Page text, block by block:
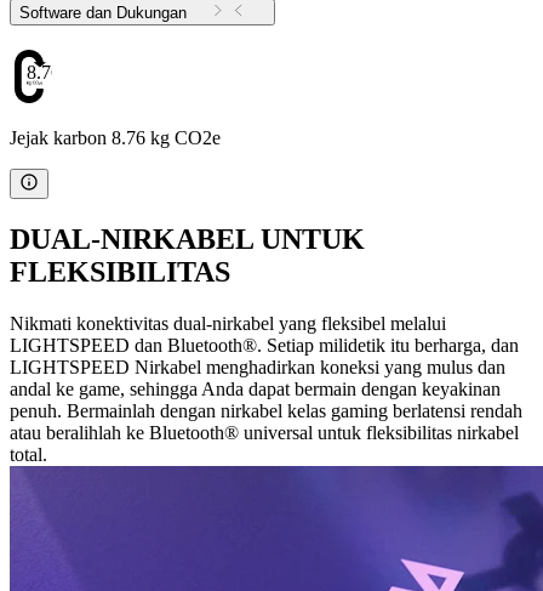
Software dan Dukungan
8.76
Jejak karbon 8.76 kg CO2e
DUAL-NIRKABEL UNTUK
FLEKSIBILITAS
Nikmati konektivitas dual-nirkabel yang fleksibel melalui
LIGHTSPEED dan Bluetooth®. Setiap milidetik itu berharga, dan
LIGHTSPEED Nirkabel menghadirkan koneksi yang mulus dan
andal ke game, sehingga Anda dapat bermain dengan keyakinan
penuh. Bermainlah dengan nirkabel kelas gaming berlatensi rendah
atau beralihlah ke Bluetooth® universal untuk fleksibilitas nirkabel
total.